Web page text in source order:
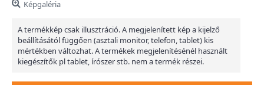
Képgaléria
A termékkép csak illusztráció. A megjelenített kép a kijelző
beállításától függően (asztali monitor, telefon, tablet) kis
mértékben változhat. A termékek megjelenítésénél használt
kiegészítők pl tablet, írószer stb. nem a termék részei.